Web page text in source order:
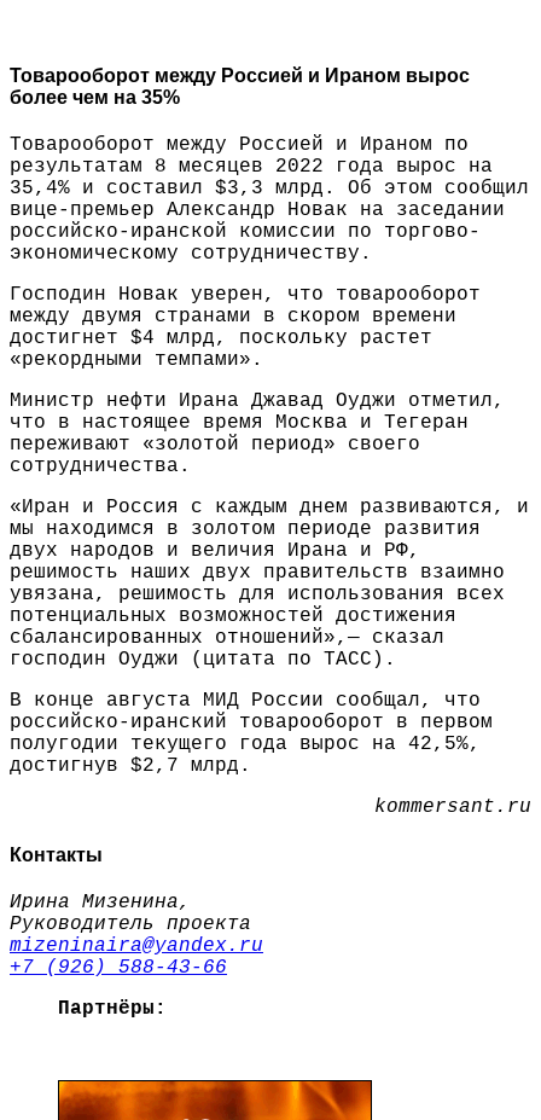
Товарооборот между Россией и Ираном вырос
более чем на 35%
Товарооборот между Россией и Ираном по
результатам 8 месяцев 2022 года вырос на
35,4% и составил $3,3 млрд. Об этом сообщил
вице-премьер Александр Новак на заседании
российско-иранской комиссии по торгово-
экономическому сотрудничеству.
Господин Новак уверен, что товарооборот
между двумя странами в скором времени
достигнет $4 млрд, поскольку растет
«рекордными темпами».
Министр нефти Ирана Джавад Оуджи отметил,
что в настоящее время Москва и Тегеран
переживают «золотой период» своего
сотрудничества.
«Иран и Россия с каждым днем развиваются, и
мы находимся в золотом периоде развития
двух народов и величия Ирана и РФ,
решимость наших двух правительств взаимно
увязана, решимость для использования всех
потенциальных возможностей достижения
сбалансированных отношений»,— сказал
господин Оуджи (цитата по ТАСС).
В конце августа МИД России сообщал, что
российско-иранский товарооборот в первом
полугодии текущего года вырос на 42,5%,
достигнув $2,7 млрд.
kommersant.ru
Контакты
Ирина Мизенина,
Руководитель проекта
mizeninaira@yandex.ru
+7 (926) 588-43-66
Партнёры: